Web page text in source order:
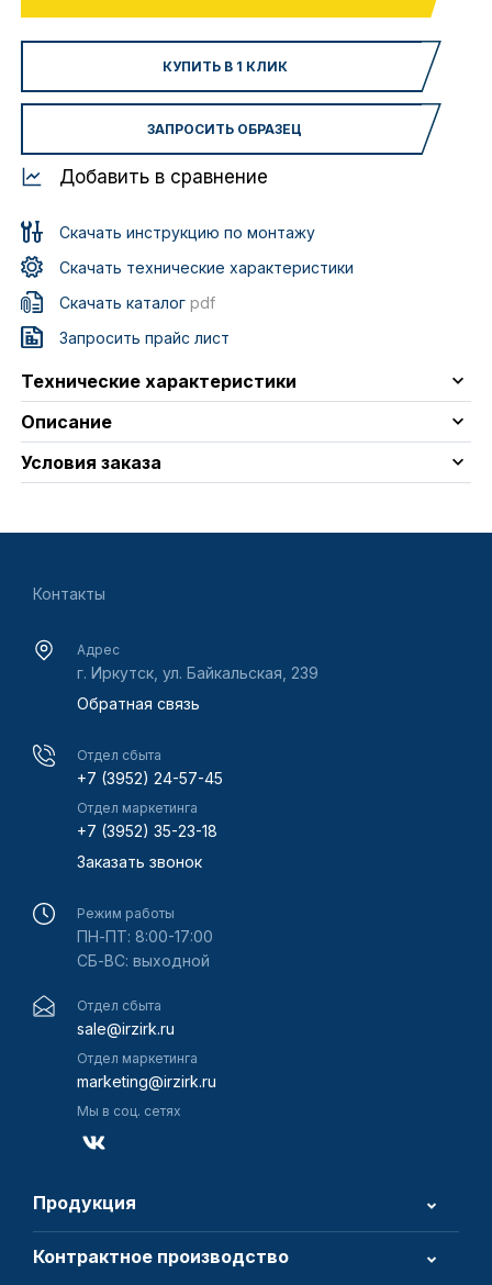
КУПИТЬ В 1 КЛИК
ЗАПРОСИТЬ ОБРАЗЕЦ
Добавить в сравнение
Скачать инструкцию по монтажу
Скачать технические характеристики
Скачать каталогpdf
Запросить прайс лист
Технические характеристики
Описание
Условия заказа
Контакты
Адрес
г. Иркутск, ул. Байкальская, 239
Обратная связь
Отдел сбыта
+7 (3952) 24-57-45
Отдел маркетинга
+7 (3952) 35-23-18
Заказать звонок
Режим работы
ПН-ПТ: 8:00-17:00
СБ-ВС: выходной
Отдел сбыта
sale@irzirk.ru
Отдел маркетинга
marketing@irzirk.ru
Мы в соц. сетях
Продукция
Контрактное производство